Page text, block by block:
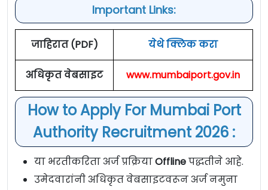
Important Links:
जाहिरात (PDF) येथे क्लिक करा
अधिकृत वेबसाइट www.mumbaiport.gov.in
How to Apply For Mumbai Port
Authority Recruitment 2026 :
या भरतीकरिता अर्ज प्रक्रियाOfflineपद्धतीने आहे.
उमेदवारांनी अधिकृत वेबसाइटवरून अर्ज नमुना